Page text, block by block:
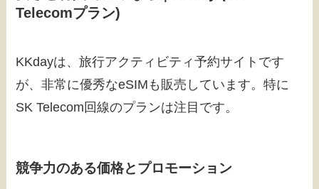
Telecomプラン)
KKdayは、旅行アクティビティ予約サイトです
が、非常に優秀なeSIMも販売しています。特に
SK Telecom回線のプランは注目です。
競争力のある価格とプロモーション